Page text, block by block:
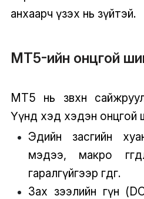
анхаарч үзэх нь зүйтэй.
MT5-ийн онцгой
MT5 нь зөвхөн
Үүнд хэд хэдэн онцгой
Эдийн засгийн
мэдээ, макро
гаралгүйгээр өгдөг.
Зах зээлийн гүн